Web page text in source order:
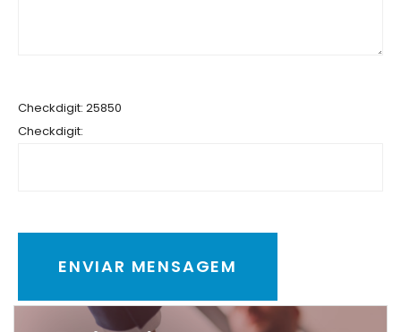
Checkdigit: 25850
Checkdigit: